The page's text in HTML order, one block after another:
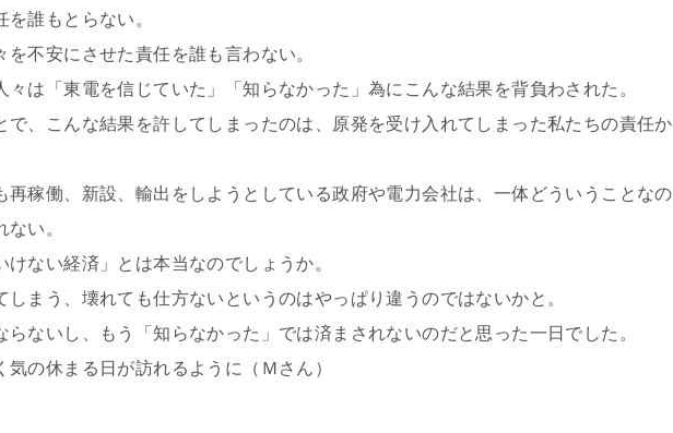
誰もとらない。
を不安にさせた責任を誰も言わない。
々は「東電を信じていた」「知らなかった」為にこんな結果を背負わされた。
で、こんな結果を許してしまったのは、原発を受け入れてしまった私たちの責任か
再稼働、新設、輸出をしようとしている政府や電力会社は、一体どういうことなの
い。
けない経済」とは本当なのでしょうか。
しまう、壊れても仕方ないというのはやっぱり違うのではないかと。
らないし、もう「知らなかった」では済まされないのだと思った一日でした。
気の休まる日が訪れるように（Ｍさん）